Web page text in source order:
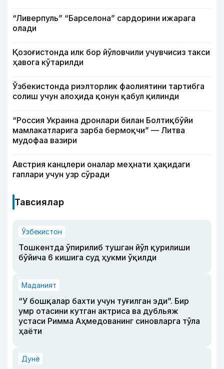
“Ливерпуль” “Барселона” сардорини ижарага
олади
Қозоғистонда илк бор йўловчили учувчисиз такси
ҳавога кўтарилди
Ўзбекистонда риэлторлик фаолиятини тартибга
солиш учун алоҳида қонун қабул қилинди
“Россия Украина дронлари билан Болтиқбўйи
мамлакатларига зарба бермоқчи” — Литва
мудофаа вазири
Австрия канцлери оналар меҳнати ҳақидаги
гаплари учун узр сўради
Тавсиялар
Ўзбекистон
Тошкентда ўпирилиб тушган йўл қурилиши
бўйича 6 кишига суд ҳукми ўқилди
Маданият
“У бошқалар бахти учун туғилган эди”. Бир
умр отасини кутган актриса ва дубльяж
устаси Римма Аҳмедованинг синовларга тўла
ҳаёти
Дунё